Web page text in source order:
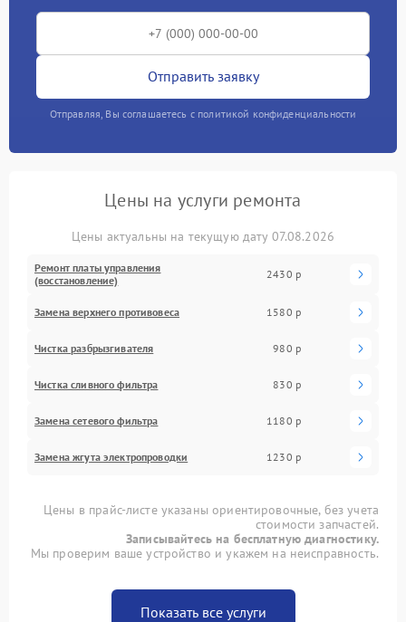
Отправить заявку
Отправляя, Вы соглашаетесь с политикой конфиденциальности
Цены на услуги ремонта
Цены актуальны на текущую дату 07.08.2026
Ремонт платы управления
(восстановление)
2430 р
Замена верхнего противовеса 1580 р
Чистка разбрызгивателя 980 р
Чистка сливного фильтра 830 р
Замена сетевого фильтра 1180 р
Замена жгута электропроводки 1230 р
Цены в прайс-листе указаны ориентировочные, без учета
стоимости запчастей.
Записывайтесь на бесплатную диагностику.
Мы проверим ваше устройство и укажем на неисправность.
Показать все услуги